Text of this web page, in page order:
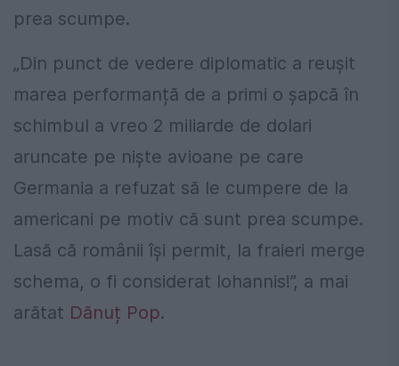
prea scumpe.
„Din punct de vedere diplomatic a reușit
marea performanță de a primi o șapcă în
schimbul a vreo 2 miliarde de dolari
aruncate pe niște avioane pe care
Germania a refuzat să le cumpere de la
americani pe motiv că sunt prea scumpe.
Lasă că românii își permit, la fraieri merge
schema, o fi considerat Iohannis!”, a mai
arătat Dănuț Pop.